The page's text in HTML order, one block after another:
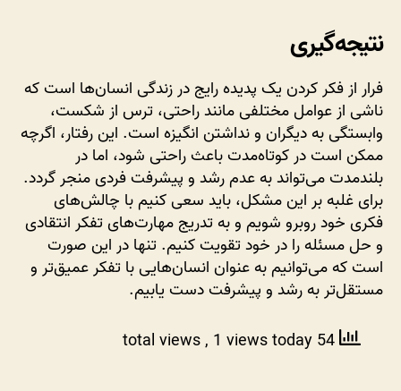
نتیجه‌گیری
فرار از فکر کردن یک پدیده رایج در زندگی انسان‌ها است که
ناشی از عوامل مختلفی مانند راحتی، ترس از شکست،
وابستگی به دیگران و نداشتن انگیزه است. این رفتار، اگرچه
ممکن است در کوتاه‌مدت باعث راحتی شود، اما در
بلندمدت می‌تواند به عدم رشد و پیشرفت فردی منجر گردد.
برای غلبه بر این مشکل، باید سعی کنیم با چالش‌های
فکری خود روبرو شویم و به تدریج مهارت‌های تفکر انتقادی
و حل مسئله را در خود تقویت کنیم. تنها در این صورت
است که می‌توانیم به عنوان انسان‌هایی با تفکر عمیق‌تر و
مستقل‌تر به رشد و پیشرفت دست یابیم.
, 1 views today